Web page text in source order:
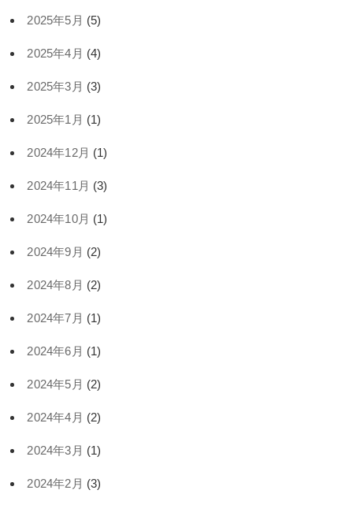
2025年5月 (5)
2025年4月 (4)
2025年3月 (3)
2025年1月 (1)
2024年12月 (1)
2024年11月 (3)
2024年10月 (1)
2024年9月 (2)
2024年8月 (2)
2024年7月 (1)
2024年6月 (1)
2024年5月 (2)
2024年4月 (2)
2024年3月 (1)
2024年2月 (3)